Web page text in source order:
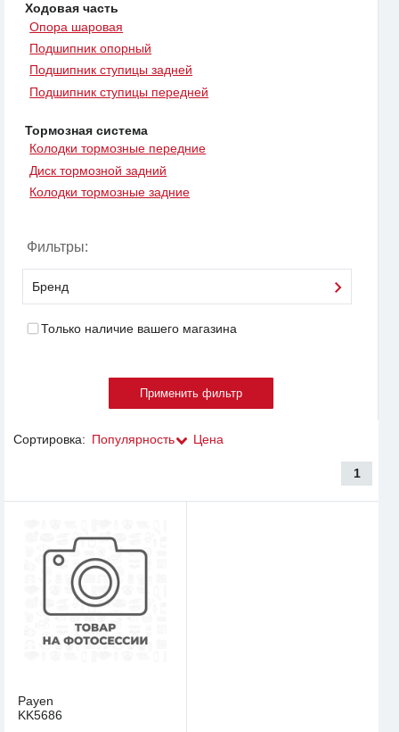
Ходовая часть
Опора шаровая
Подшипник опорный
Подшипник ступицы задней
Подшипник ступицы передней
Тормозная система
Колодки тормозные передние
Диск тормозной задний
Колодки тормозные задние
Фильтры:
Бренд
Только наличие вашего магазина
Сортировка: Популярность Цена
1
Payen
KK5686